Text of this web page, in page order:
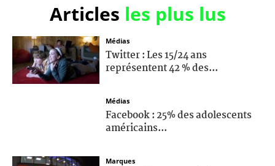
Articles les plus lus
Médias
Twitter : Les 15/24 ans
représentent 42 % des...
Médias
Facebook : 25% des adolescents
américains...
Marques